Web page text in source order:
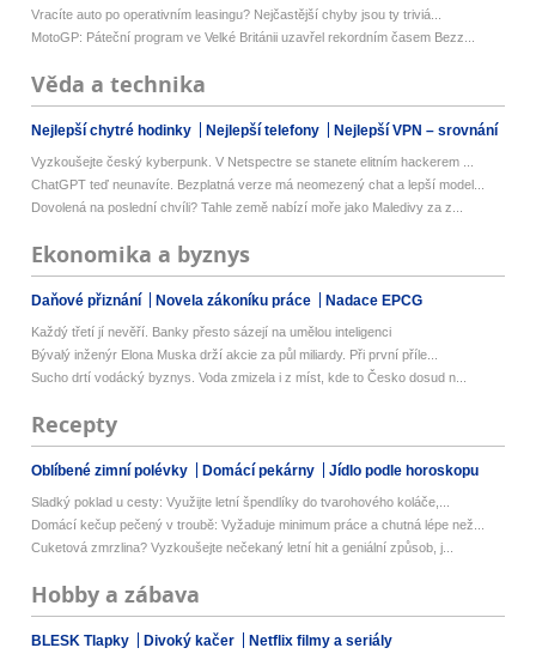
Vracíte auto po operativním leasingu? Nejčastější chyby jsou ty triviá...
MotoGP: Páteční program ve Velké Británii uzavřel rekordním časem Bezz...
Věda a technika
Nejlepší chytré hodinky Nejlepší telefony Nejlepší VPN – srovnání
Vyzkoušejte český kyberpunk. V Netspectre se stanete elitním hackerem ...
ChatGPT teď neunavíte. Bezplatná verze má neomezený chat a lepší model...
Dovolená na poslední chvíli? Tahle země nabízí moře jako Maledivy za z...
Ekonomika a byznys
Daňové přiznání Novela zákoníku práce Nadace EPCG
Každý třetí jí nevěří. Banky přesto sázejí na umělou inteligenci
Bývalý inženýr Elona Muska drží akcie za půl miliardy. Při první příle...
Sucho drtí vodácký byznys. Voda zmizela i z míst, kde to Česko dosud n...
Recepty
Oblíbené zimní polévky Domácí pekárny Jídlo podle horoskopu
Sladký poklad u cesty: Využijte letní špendlíky do tvarohového koláče,...
Domácí kečup pečený v troubě: Vyžaduje minimum práce a chutná lépe než...
Cuketová zmrzlina? Vyzkoušejte nečekaný letní hit a geniální způsob, j...
Hobby a zábava
BLESK Tlapky Divoký kačer Netflix filmy a seriály